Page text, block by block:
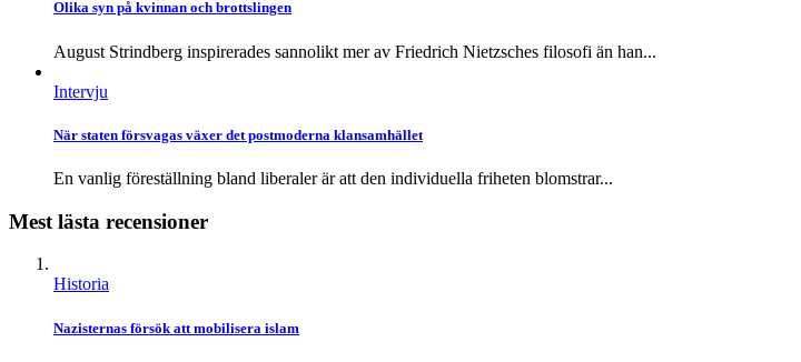
Olika syn på kvinnan och brottslingen
August Strindberg inspirerades sannolikt mer av Friedrich Nietzsches filosofi än han...
Intervju
När staten försvagas växer det postmoderna klansamhället
En vanlig föreställning bland liberaler är att den individuella friheten blomstrar...
Mest lästa recensioner
Historia
Nazisternas försök att mobilisera islam